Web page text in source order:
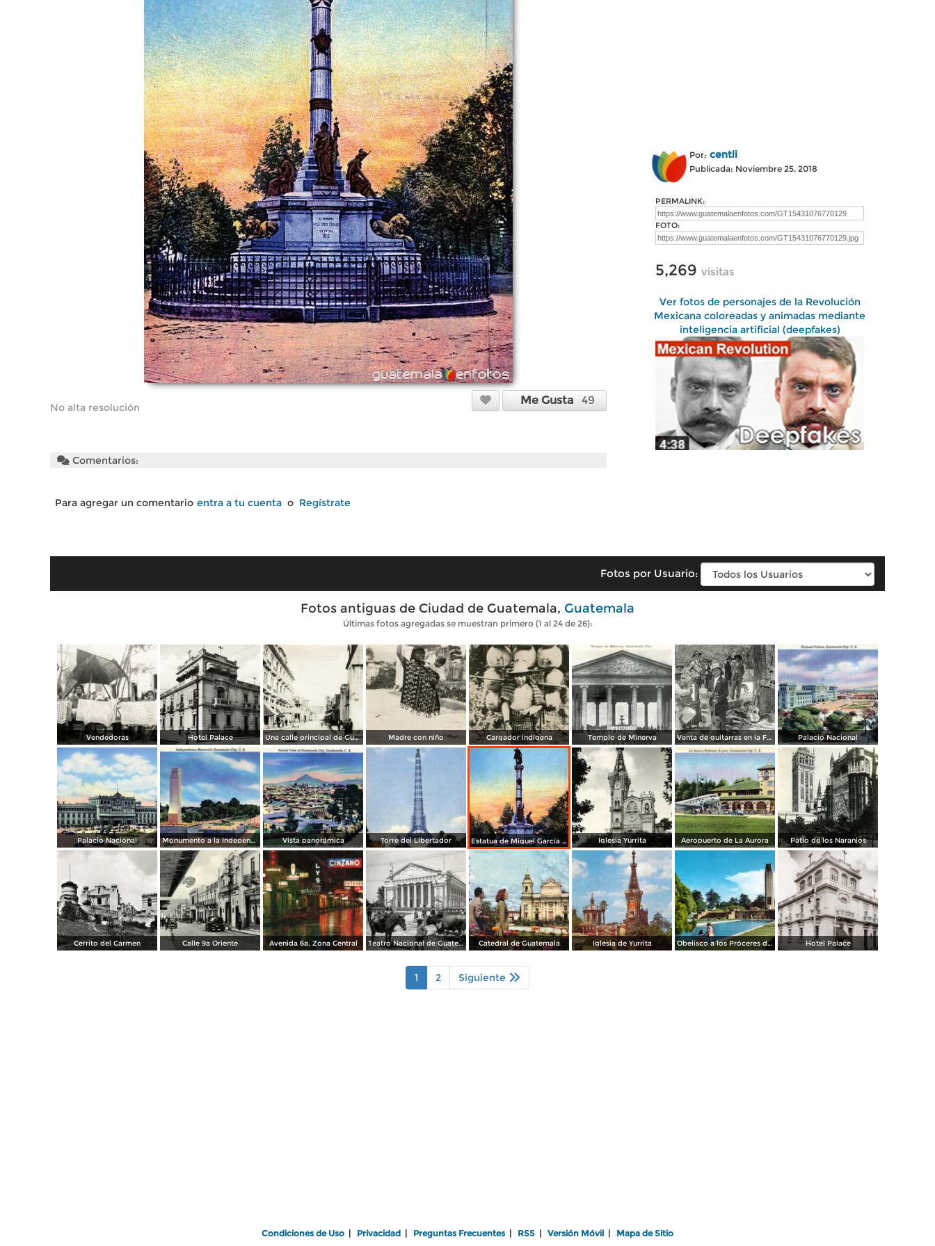
No alta resolución
Me Gusta 49
Comentarios:
Para agregar un comentario entra a tu cuenta o Regístrate
Por: centli
Publicada: Noviembre 25, 2018
PERMALINK:
FOTO:
5,269 visitas
Ver fotos de personajes de la Revolución
Mexicana coloreadas y animadas mediante
inteligencia artificial (deepfakes)
Fotos por Usuario:
Fotos antiguas de Ciudad de Guatemala, Guatemala
Últimas fotos agregadas se muestran primero (1 al 24 de 26):
Vendedoras Hotel Palace Una calle principal de Guatemala Madre con niño Cargador indígena Templo de Minerva Venta de guitarras en la Feria de Agosto Palacio Nacional
Palacio Nacional Monumento a la Independencia Vista panorámica Torre del Libertador Estatua de Miguel García Granados Iglesia Yurrita Aeropuerto de La Aurora Patio de los Naranjos
Cerrito del Carmen Calle 9a Oriente Avenida 6a, Zona Central Teatro Nacional de Guatemala Catedral de Guatemala Iglesia de Yurrita Obelisco a los Próceres de la Independencia Hotel Palace
1 2 Siguiente
Condiciones de Uso Privacidad Preguntas Frecuentes RSS Versión Móvil Mapa de Sitio